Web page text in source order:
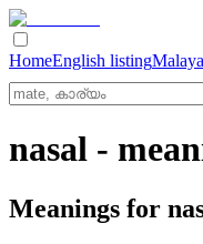
HomeEnglish listing
nasal -
Meanings for